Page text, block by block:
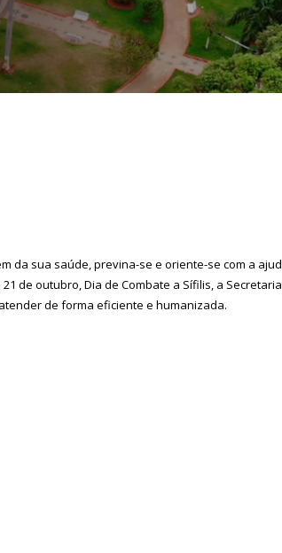
da sua saúde, previna-se e oriente-se com a
de outubro, Dia de Combate a Sífilis, a Secretaria
de forma eficiente e humanizada.